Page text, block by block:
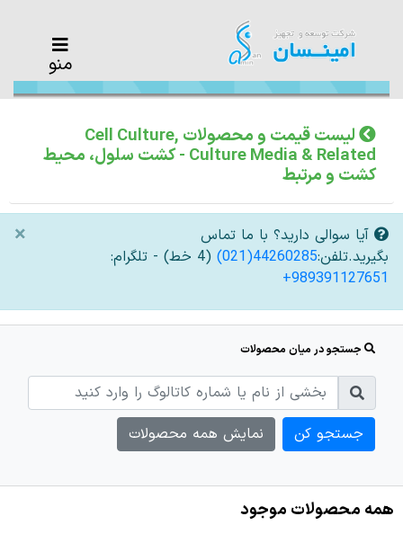
منو
لیست قیمت و محصولات Cell Culture,
Culture Media & Related - کشت سلول، محیط
کشت و مرتبط
×
آیا سوالی دارید؟ با ما تماس
بگیرید.تلفن:(021)44260285 (4 خط) - تلگرام:
+989391127651
جستجو در میان محصولات
Username
جستجو کن نمایش همه محصولات
همه محصولات موجود